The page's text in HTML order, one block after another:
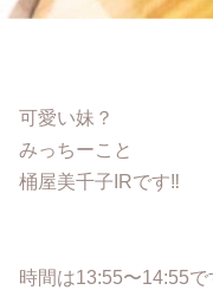
可愛い妹？
みっちーこと
桶屋美千子IRです‼︎
時間は13:55〜14:55で